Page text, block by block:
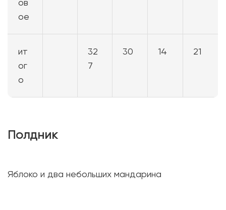
ов
ое
ит
ог
о
32
7
30 14 21
Полдник
Яблоко и два небольших мандарина